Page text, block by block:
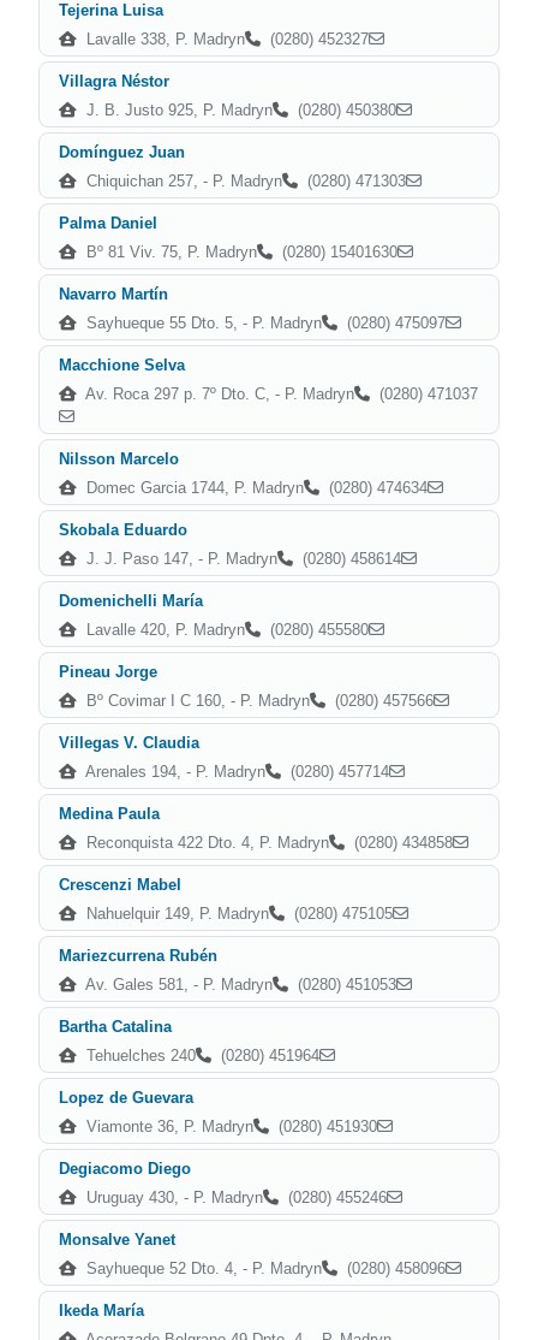
Tejerina Luisa
Lavalle 338, P. Madryn
(0280) 452327
Villagra Néstor
J. B. Justo 925, P. Madryn
(0280) 450380
Domínguez Juan
Chiquichan 257, - P. Madryn
(0280) 471303
Palma Daniel
Bº 81 Viv. 75, P. Madryn
(0280) 15401630
Navarro Martín
Sayhueque 55 Dto. 5, - P. Madryn
(0280) 475097
Macchione Selva
Av. Roca 297 p. 7º Dto. C, - P. Madryn
(0280) 471037
Nilsson Marcelo
Domec Garcia 1744, P. Madryn
(0280) 474634
Skobala Eduardo
J. J. Paso 147, - P. Madryn
(0280) 458614
Domenichelli María
Lavalle 420, P. Madryn
(0280) 455580
Pineau Jorge
Bº Covimar I C 160, - P. Madryn
(0280) 457566
Villegas V. Claudia
Arenales 194, - P. Madryn
(0280) 457714
Medina Paula
Reconquista 422 Dto. 4, P. Madryn
(0280) 434858
Crescenzi Mabel
Nahuelquir 149, P. Madryn
(0280) 475105
Mariezcurrena Rubén
Av. Gales 581, - P. Madryn
(0280) 451053
Bartha Catalina
Tehuelches 240
(0280) 451964
Lopez de Guevara
Viamonte 36, P. Madryn
(0280) 451930
Degiacomo Diego
Uruguay 430, - P. Madryn
(0280) 455246
Monsalve Yanet
Sayhueque 52 Dto. 4, - P. Madryn
(0280) 458096
Ikeda María